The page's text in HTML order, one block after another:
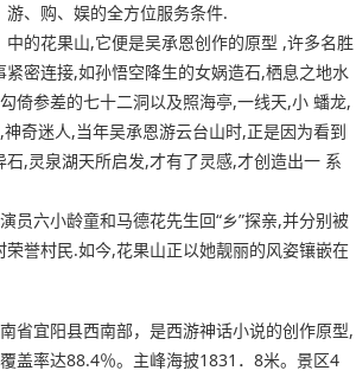
、购、娱的全方位服务条件.
的花果山,它便是吴承恩创作的原型 ,许多名胜
密连接,如孙悟空降生的女娲造石,栖息之地水
倚参差的七十二洞以及照海亭,一线天,小 蟠龙,
奇迷人,当年吴承恩游云台山时,正是因为看到
,灵泉湖天所启发,才有了灵感,才创造出一 系
员六小龄童和马德花先生回“乡”探亲,并分别被
誉村民.如今,花果山正以她靓丽的风姿镶嵌在
省宜阳县西南部，是西游神话小说的创作原型,
盖率达88.4％。主峰海披1831．8米。景区4